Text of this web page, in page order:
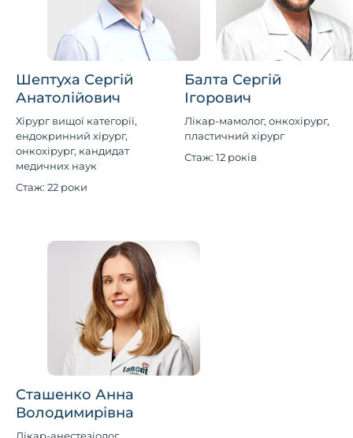
Шептуха Сергій
Анатолійович
Хірург вищої категорії,
ендокринний хірург,
онкохірург, кандидат
медичних наук
Стаж: 22 роки
Балта Сергій
Ігорович
Лікар-мамолог, онкохірург,
пластичний хірург
Стаж: 12 років
Сташенко Анна
Володимирівна